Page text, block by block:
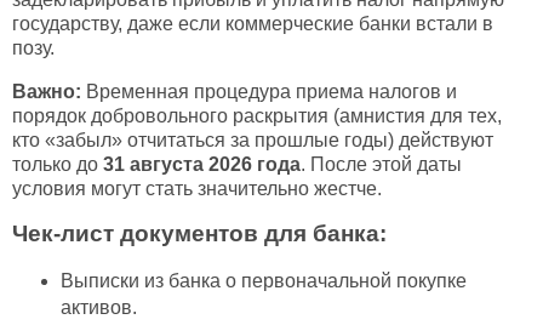
государству, даже если коммерческие банки встали в
позу.
Важно: Временная процедура приема налогов и
порядок добровольного раскрытия (амнистия для тех,
кто «забыл» отчитаться за прошлые годы) действуют
только до 31 августа 2026 года. После этой даты
условия могут стать значительно жестче.
Чек-лист документов для банка:
Выписки из банка о первоначальной покупке
активов.